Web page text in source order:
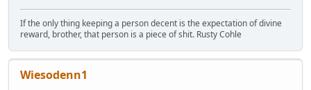
If the only thing keeping a person decent is the expectation of divine
reward, brother, that person is a piece of shit. Rusty Cohle
Wiesodenn1